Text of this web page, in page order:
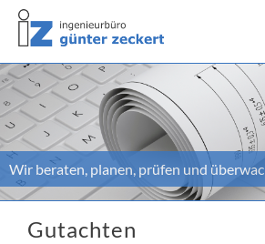
Wir beraten, planen, prüfen und
Gutachten